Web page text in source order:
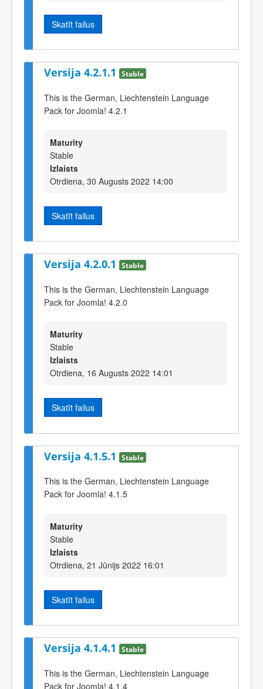
Skatīt failus
Versija 4.2.1.1 Stable
This is the German, Liechtenstein Language
Pack for Joomla! 4.2.1
Maturity
Stable
Izlaists
Otrdiena, 30 Augusts 2022 14:00
Skatīt failus
Versija 4.2.0.1 Stable
This is the German, Liechtenstein Language
Pack for Joomla! 4.2.0
Maturity
Stable
Izlaists
Otrdiena, 16 Augusts 2022 14:01
Skatīt failus
Versija 4.1.5.1 Stable
This is the German, Liechtenstein Language
Pack for Joomla! 4.1.5
Maturity
Stable
Izlaists
Otrdiena, 21 Jūnijs 2022 16:01
Skatīt failus
Versija 4.1.4.1 Stable
This is the German, Liechtenstein Language
Pack for Joomla! 4.1.4